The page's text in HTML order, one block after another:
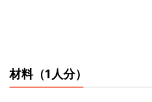
材料（1人分）